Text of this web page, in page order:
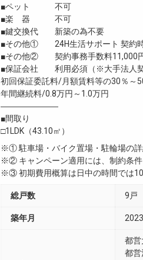
■ペット 不可
■楽 器 不可
■鍵交換代 新築の為不要
■その他① 24H生活サポート 契約時
■その他② 契約事務手数料11,000円
■保証会社 利用必須（※大手法人契
初回保証委託料/月額賃料等の30％～
年間継続料/0.8万円～1.0万円
―――――――
■間取り
□1LDK（43.10㎡）
※① 駐車場・バイク置場・駐輪場の詳
※② キャンペーン適用には、制約条件
※③ 初期費用概算は日中の時間では10
総戸数 9戸
築年月
都営
都営